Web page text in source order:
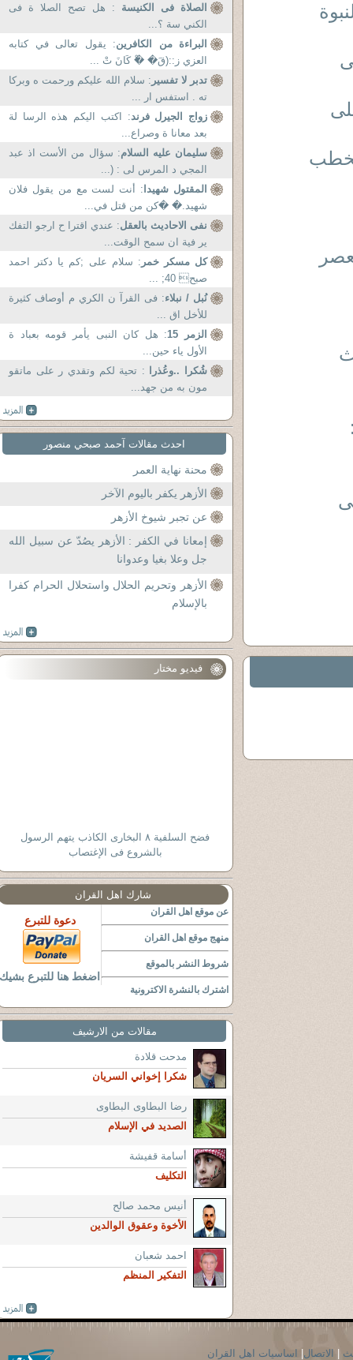
الصلاة فى الكنيسة : هل تصح الصلا ة فى
الكني سة ؟...
البراءة من الكافرين: يقول تعالى في كتابه
العزي ز::(قَ� �ْ كَانَ تْ ...
تدبر لا تفسير : سلام الله عليكم ورحمت ه وبركا
ته . استفس ار ...
زواج الجيرل فرند: اكتب اليكم هذه الرسا لة
بعد معانا ة وصراع...
سليمان عليه السلام: سؤال من الأست اذ عبد
المجي د المرس لى : (...
المقتول شهيدا : أنت لست مع من يقول فلان
شهيد.� �كن من قتل في...
نفى الاحاديث بالعقل: عندي اقترا ح ارجو التفك
ير فية ان سمح الوقت...
كل مسكر خمر : سلام علی ;کم یا دکتر احمد
صبح 40; ...
نُبل / نبلاء: فى القرآ ن الكري م أوصاف كثيرة
للأخل اق ...
الزمر 15
: هل كان النبى يأمر قومه بعباد ة
الأول ياء حين...
شُكرا ..وعُذرا : تحية لكم وتقدي ر على ماتقو
مون به من جهد...
احدث مقالات آحمد صبحي منصور
محنة نهاية العمر
الأزهر يكفر باليوم الآخر
عن تجبر شيوخ الأزهر
إمعانا في الكفر : الأزهر يصُدّ عن سبيل الله
جل وعلا بغيا وعدوانا
الأزهر وتحريم الحلال واستحلال الحرام كفرا
بالإسلام
فيديو مختار
فضح السلفية ٨ البخارى الكاذب يتهم الرسول
بالشروع فى الإغتصاب
شارك اهل القران
عن موقع اهل القران
منهج موقع اهل القران
شروط النشر بالموقع
اشترك بالنشرة الاكترونية
دعوة للتبرع
اضغط هنا للتبرع بشيك
مقالات من الارشيف
مدحت قلادة
شكرا إخواني السريان
رضا البطاوى البطاوى
الصديد في الإسلام
أسامة قفيشة
التكليف
أنيس محمد صالح
الأخوة وعقوق الوالدين
احمد شعبان
التفكير المنظم
الاتصال اساسيات اهل القران